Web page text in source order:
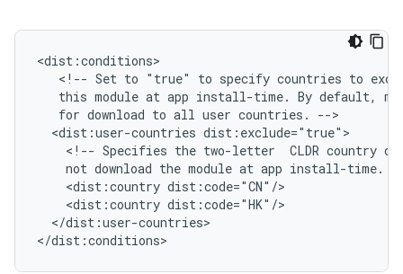
<!-- Set to "true" to specify countries to
this module at app install-time. By default,
for download to all user countries.
<dist:user-countries
<!-- Specifies the two-letter CLDR country
not download the module at app install-time.
<dist:country
<dist:country
</dist:user-countries>